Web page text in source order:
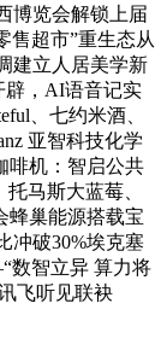
博览会解锁上届
售超市”重生态从
建立人居美学新
辟，AI语音记实
、七约米酒、
亚智科技化学
啡机：智启公共
马斯大蓝莓、
蜂巢能源搭载宝
冲破30%埃克塞
数智立异 算力将
飞听见联袂